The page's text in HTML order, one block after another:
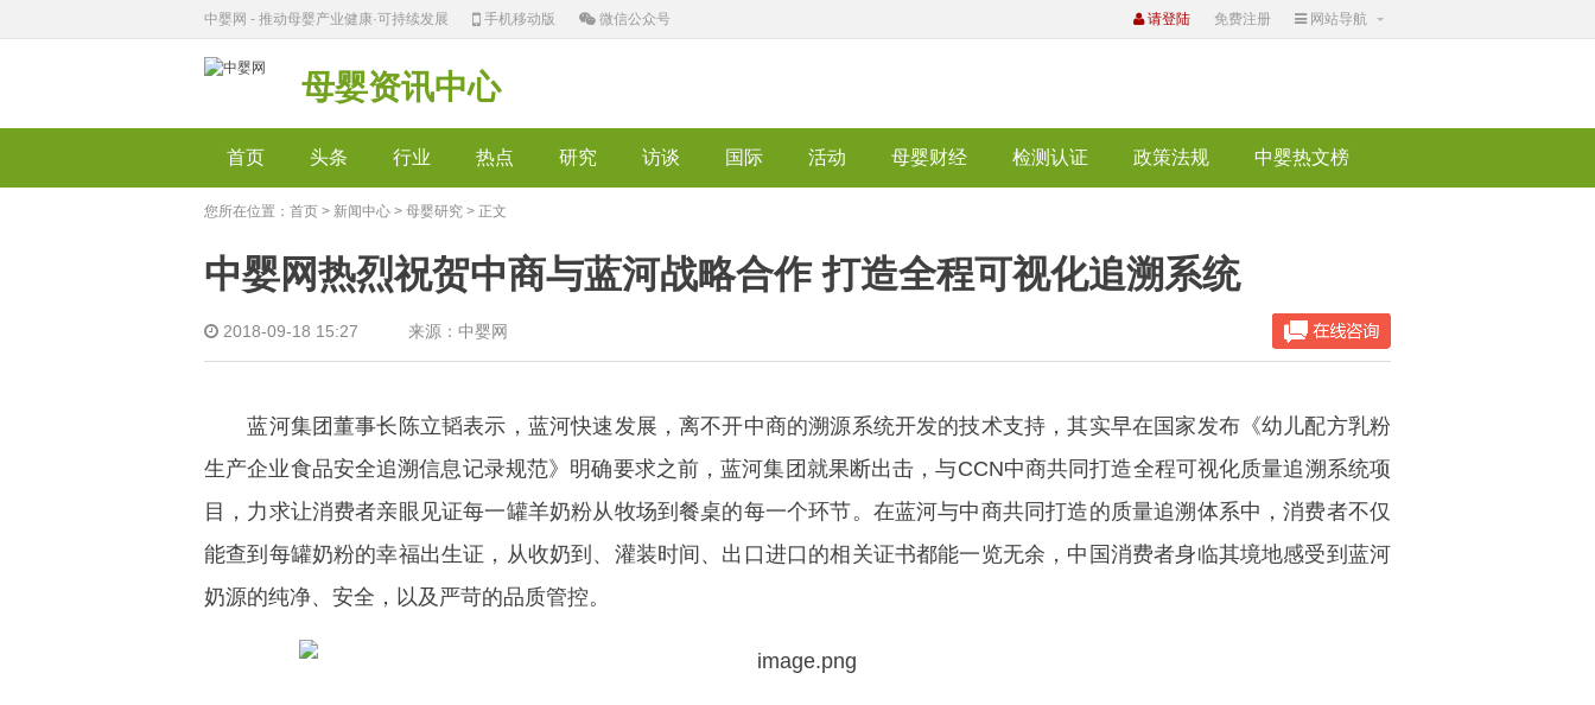
中婴网 - 推动母婴产业健康·可持续发展 手机移动版 微信公众号 请登陆 免费注册 网站导航
母婴资讯中心
首页 头条 行业 热点 研究 访谈 国际 活动 母婴财经 检测认证 政策法规 中婴热文榜
您所在位置： 首页 > 新闻中心 > 母婴研究 > 正文
中婴网热烈祝贺中商与蓝河战略合作 打造全程可视化追溯系统
2018-09-18 15:27 来源：中婴网
蓝河集团董事长陈立韬表示，蓝河快速发展，离不开中商的溯源系统开发的技术支持，其实早在国家发布《幼儿配方乳粉
生产企业食品安全追溯信息记录规范》明确要求之前，蓝河集团就果断出击，与CCN中商共同打造全程可视化质量追溯系统项
目，力求让消费者亲眼见证每一罐羊奶粉从牧场到餐桌的每一个环节。在蓝河与中商共同打造的质量追溯体系中，消费者不仅
能查到每罐奶粉的幸福出生证，从收奶到、灌装时间、出口进口的相关证书都能一览无余，中国消费者身临其境地感受到蓝河
奶源的纯净、安全，以及严苛的品质管控。